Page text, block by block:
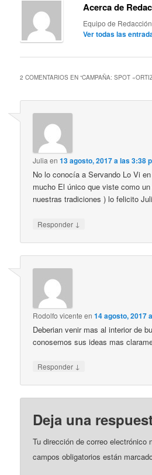
Acerca de
Equipo de
Ver todas las
2 COMENTARIOS EN “CAMPAÑA: SPOT
Julia en13 agosto, 2017 a las 3:38
No lo conocía a Servando Lo Vi
mucho El único que viste como
nuestras tradiciones ) lo felicito
Responder ↓
Rodolfo vicente en14 agosto, 2017
Deberian venir mas al interior de
conosemos sus ideas mas
Responder ↓
Deja una
Tu dirección de correo electrónico
campos obligatorios están